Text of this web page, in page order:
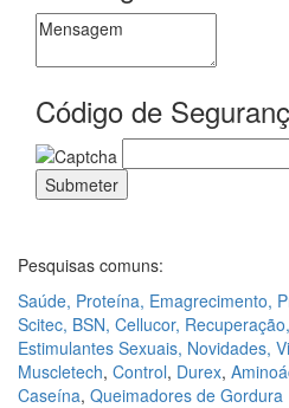
Código de
Pesquisas comuns:
Saúde, Proteína, Emagrecimento,
Scitec, BSN, Cellucor, Recuperação,
Estimulantes Sexuais, Novidades,
Muscletech, Control, Durex,
Caseína, Queimadores de Gordura